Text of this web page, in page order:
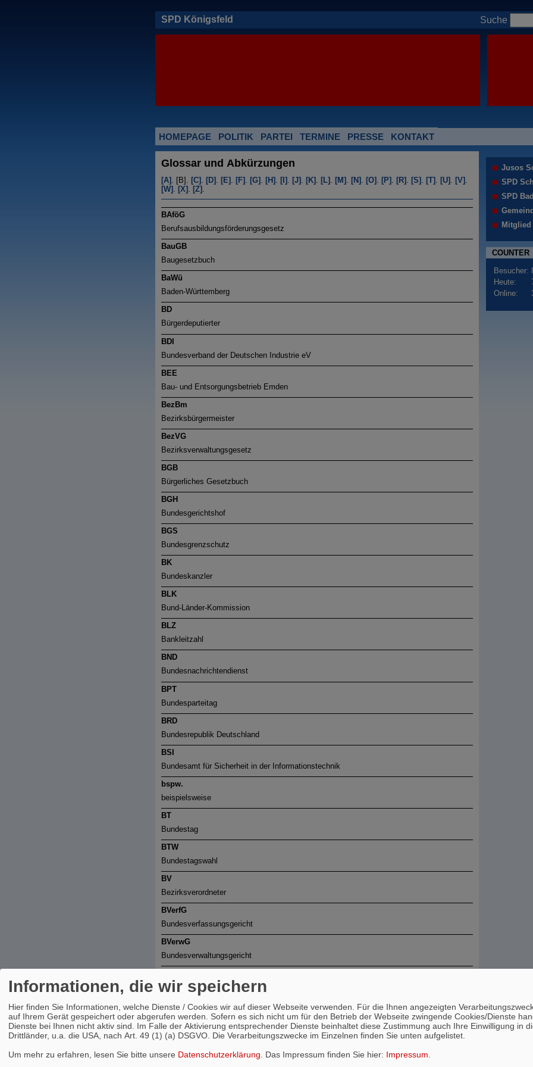
SPD Königsfeld Suche
HOMEPAGE POLITIK PARTEI TERMINE PRESSE KONTAKT
Glossar und Abkürzungen
[A] . [B]. [C] . [D] . [E] . [F] . [G] . [H] . [I] . [J] . [K] . [L] . [M] . [N] . [O] . [P] . [R] . [S] . [T] . [U] . [V] .
[W] . [X] . [Z] .
BAföG
Berufsausbildungsförderungsgesetz
BauGB
Baugesetzbuch
BaWü
Baden-Württemberg
BD
Bürgerdeputierter
BDI
Bundesverband der Deutschen Industrie eV
BEE
Bau- und Entsorgungsbetrieb Emden
BezBm
Bezirksbürgermeister
BezVG
Bezirksverwaltungsgesetz
BGB
Bürgerliches Gesetzbuch
BGH
Bundesgerichtshof
BGS
Bundesgrenzschutz
BK
Bundeskanzler
BLK
Bund-Länder-Kommission
BLZ
Bankleitzahl
BND
Bundesnachrichtendienst
BPT
Bundesparteitag
BRD
Bundesrepublik Deutschland
BSI
Bundesamt für Sicherheit in der Informationstechnik
bspw.
beispielsweise
BT
Bundestag
BTW
Bundestagswahl
BV
Bezirksverordneter
BVerfG
Bundesverfassungsgericht
BVerwG
Bundesverwaltungsgericht
Bundesverfassungsgericht / Berliner Verkehrsbetriebe
BVO
Bezirksverordneter
BVV
Bezirksverordnetenversammlung
Jusos
SPD
SPD
Mitglied
COUNTER
Besucher:
Heute:
Online:
Informationen, die wir speichern
Hier finden Sie Informationen, welche Dienste / Cookies wir auf dieser Webseite verwenden. Für die Ihnen angezeigten
auf Ihrem Gerät gespeichert oder abgerufen werden. Sofern es sich nicht um für den Betrieb der Webseite zwingende Cookies/Dienste
Dienste bei Ihnen nicht aktiv sind. Im Falle der Aktivierung entsprechender Dienste beinhaltet diese Zustimmung auch Ihre Einwilligung in
Drittländer, u.a. die USA, nach Art. 49 (1) (a) DSGVO. Die Verarbeitungszwecke im Einzelnen finden Sie unten aufgelistet.
Um mehr zu erfahren, lesen Sie bitte unsere Datenschutzerklärung . Das Impressum finden Sie hier: Impressum